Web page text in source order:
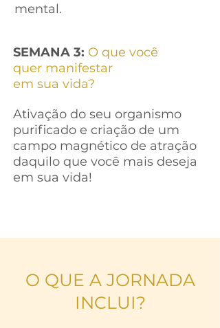
mental.
SEMANA 3: O que você
quer manifestar
em sua vida?
Ativação do seu organismo
purificado e criação de um
campo magnético de atração
daquilo que você mais deseja
em sua vida!
O QUE A JORNADA
INCLUI?